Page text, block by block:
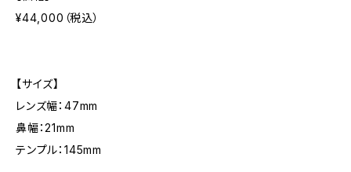
¥44,000（税込）
【サイズ】
レンズ幅：47mm
鼻幅：21mm
テンプル：145mm